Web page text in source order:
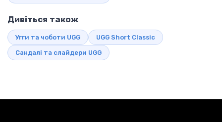
Дивіться також
Угги та чоботи UGG UGG Short Classic
Сандалі та слайдери UGG